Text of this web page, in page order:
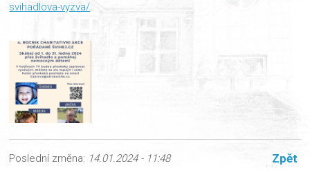
svihadlova-vyzva/.
Poslední změna: 14.01.2024 - 11:48 Zpět